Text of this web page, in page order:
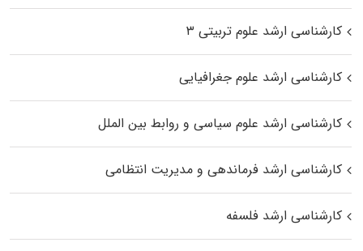
کارشناسی ارشد علوم تربیتی ۳
کارشناسی ارشد علوم جغرافیایی
کارشناسی ارشد علوم سیاسی و روابط بین الملل
کارشناسی ارشد فرماندهی و مدیریت انتظامی
کارشناسی ارشد فلسفه